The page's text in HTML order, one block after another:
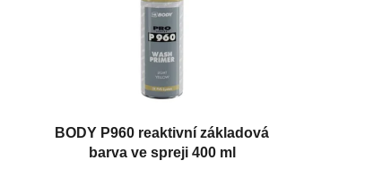
BODY P960 reaktivní základová
barva ve spreji 400 ml